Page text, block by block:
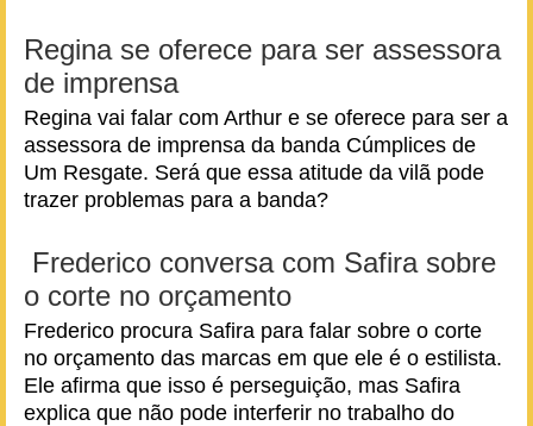
Regina se oferece para ser assessora
de imprensa
Regina vai falar com Arthur e se oferece para ser a
assessora de imprensa da banda Cúmplices de
Um Resgate. Será que essa atitude da vilã pode
trazer problemas para a banda?
Frederico conversa com Safira sobre
o corte no orçamento
Frederico procura Safira para falar sobre o corte
no orçamento das marcas em que ele é o estilista.
Ele afirma que isso é perseguição, mas Safira
explica que não pode interferir no trabalho do